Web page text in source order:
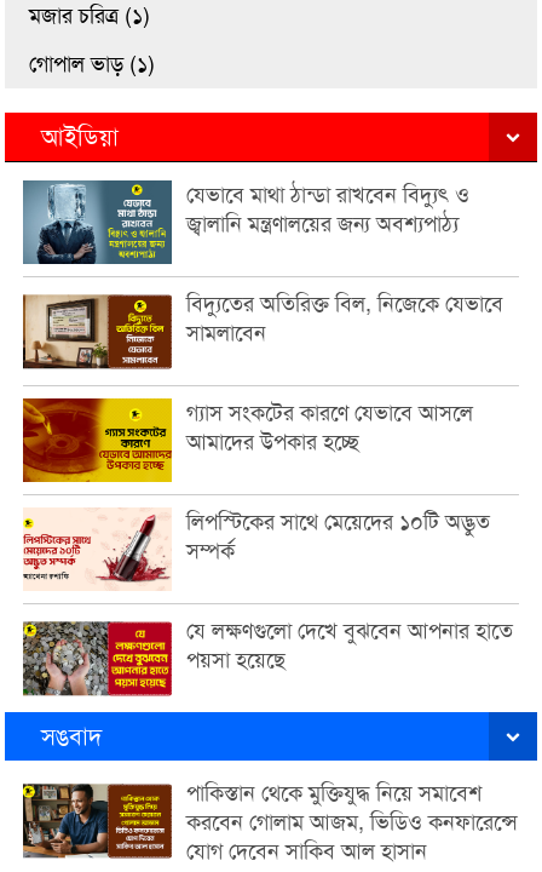
মজার চরিত্র (১)
গোপাল ভাড় (১)
আইডিয়া
যেভাবে মাথা ঠান্ডা রাখবেন বিদ্যুৎ ও
জ্বালানি মন্ত্রণালয়ের জন্য অবশ্যপাঠ্য
বিদ্যুতের অতিরিক্ত বিল, নিজেকে যেভাবে
সামলাবেন
গ্যাস সংকটের কারণে যেভাবে আসলে
আমাদের উপকার হচ্ছে
লিপস্টিকের সাথে মেয়েদের ১০টি অদ্ভুত
সম্পর্ক
যে লক্ষণগুলো দেখে বুঝবেন আপনার হাতে
পয়সা হয়েছে
সঙবাদ
পাকিস্তান থেকে মুক্তিযুদ্ধ নিয়ে সমাবেশ
করবেন গোলাম আজম, ভিডিও কনফারেন্সে
যোগ দেবেন সাকিব আল হাসান